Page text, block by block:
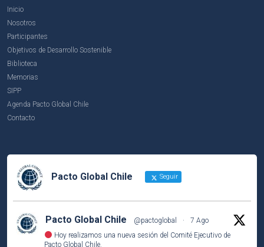
Inicio
Nosotros
Participantes
Objetivos de Desarrollo Sostenible
Biblioteca
Memorias
SIPP
Agenda Pacto Global Chile
Contacto
Pacto Global Chile Seguir
Pacto Global Chile @pactoglobal ·
7 Ago
Hoy realizamos una nueva sesión del Comité Ejecutivo de
Pacto Global Chile.